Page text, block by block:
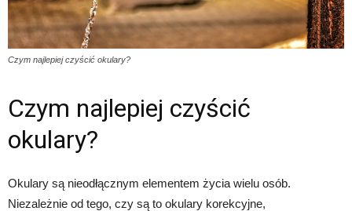
Czym najlepiej czyścić okulary?
Czym najlepiej czyścić
okulary?
Okulary są nieodłącznym elementem życia wielu osób.
Niezależnie od tego, czy są to okulary korekcyjne,